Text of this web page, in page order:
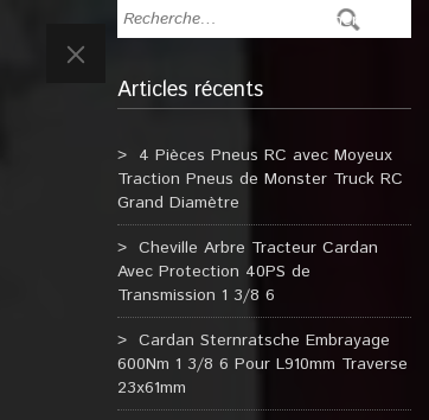
Articles récents
4 Pièces Pneus RC avec Moyeux
Traction Pneus de Monster Truck RC
Grand Diamètre
Cheville Arbre Tracteur Cardan
Avec Protection 40PS de
Transmission 1 3/8 6
Cardan Sternratsche Embrayage
600Nm 1 3/8 6 Pour L910mm Traverse
23x61mm